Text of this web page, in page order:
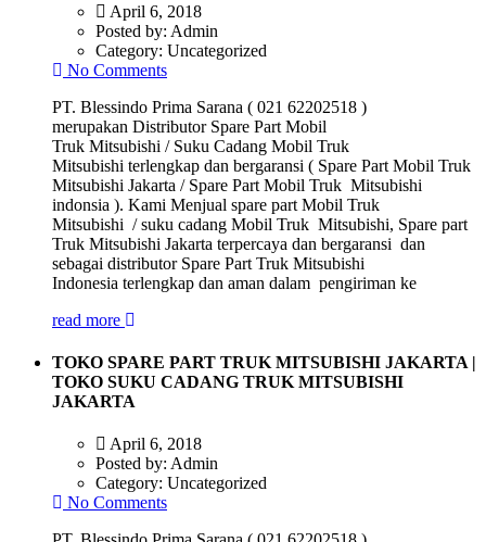
April 6, 2018
Posted by: Admin
Category: Uncategorized
No Comments
PT. Blessindo Prima Sarana ( 021 62202518 )
merupakan Distributor Spare Part Mobil
Truk Mitsubishi / Suku Cadang Mobil Truk
Mitsubishi terlengkap dan bergaransi ( Spare Part Mobil Truk
Mitsubishi Jakarta / Spare Part Mobil Truk Mitsubishi
indonsia ). Kami Menjual spare part Mobil Truk
Mitsubishi / suku cadang Mobil Truk Mitsubishi, Spare part
Truk Mitsubishi Jakarta terpercaya dan bergaransi dan
sebagai distributor Spare Part Truk Mitsubishi
Indonesia terlengkap dan aman dalam pengiriman ke
read more
TOKO SPARE PART TRUK MITSUBISHI JAKARTA |
TOKO SUKU CADANG TRUK MITSUBISHI
JAKARTA
April 6, 2018
Posted by: Admin
Category: Uncategorized
No Comments